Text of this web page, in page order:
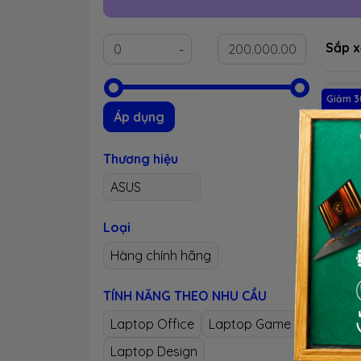
Sắp
Giảm
i3-
Áp dụng
Thương hiệu
ASUS
Loại
Hàng chính hãng
TÍNH NĂNG THEO NHU CẦU
Laptop Office
Laptop Game
Laptop Design